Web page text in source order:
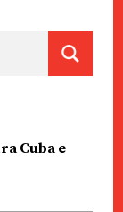
Cuba e